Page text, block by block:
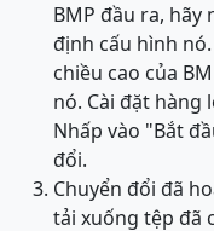
BMP đầu ra,
định cấu hình
chiều cao của
nó. Cài đặt hàng
Nhấp vào "Bắt
đổi.
Chuyển đổi đã
tải xuống tệp đã